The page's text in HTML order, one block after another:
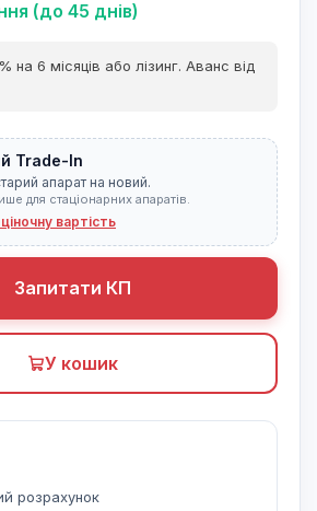
(до 45 днів)
на 6 місяців або лізинг. Аванс від
Trade-In
апарат на новий.
для стаціонарних апаратів.
вартість
Запитати КП
У кошик
розрахунок